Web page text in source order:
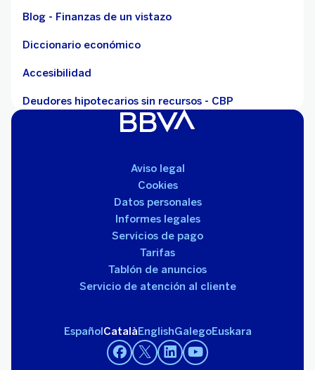
Blog - Finanzas de un vistazo
Diccionario económico
Accesibilidad
Deudores hipotecarios sin recursos - CBP
Aviso legal
Cookies
Datos personales
Informes legales
Servicios de pago
Tarifas
Tablón de anuncios
Servicio de atención al cliente
EspañolCatalàEnglishGalegoEuskara